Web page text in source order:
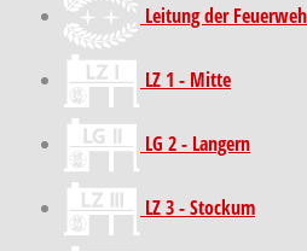
Leitung der
LZ 1 - Mitte
LG 2 - Langern
LZ 3 - Stockum